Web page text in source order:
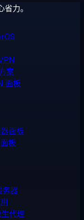
力。
案
面板
面板
板
务器
代理